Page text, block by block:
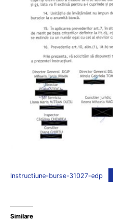
Instructiune-burse-31027-edp
Similare